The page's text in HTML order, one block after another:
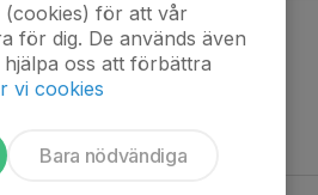
(cookies) för att vår
för dig. De används även
oss att förbättra
vi cookies
Bara nödvändiga